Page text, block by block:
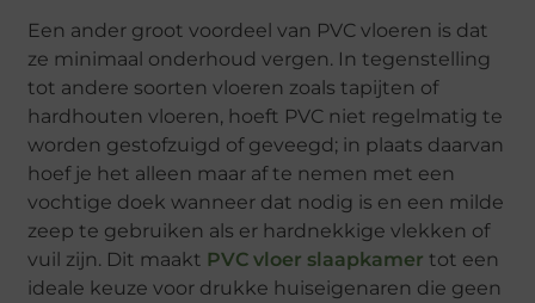
Een ander groot voordeel van PVC vloeren is dat
ze minimaal onderhoud vergen. In tegenstelling
tot andere soorten vloeren zoals tapijten of
hardhouten vloeren, hoeft PVC niet regelmatig te
worden gestofzuigd of geveegd; in plaats daarvan
hoef je het alleen maar af te nemen met een
vochtige doek wanneer dat nodig is en een milde
zeep te gebruiken als er hardnekkige vlekken of
vuil zijn. Dit maakt PVC vloer slaapkamer tot een
ideale keuze voor drukke huiseigenaren die geen